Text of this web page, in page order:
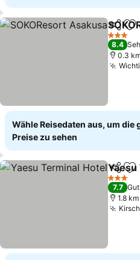
Teilen
3 Sterne
8.4
0.3
Wähle Reisedaten aus, um die
Preise zu sehen
Teilen
3 Sterne
7.7 Gut
1.8